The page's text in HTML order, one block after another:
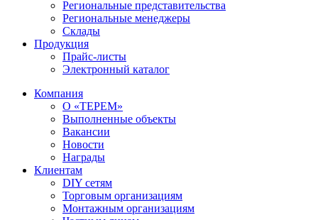
Региональные представительства
Региональные менеджеры
Склады
Продукция
Прайс-листы
Электронный каталог
Компания
О «ТЕРЕМ»
Выполненные объекты
Вакансии
Новости
Награды
Клиентам
DIY сетям
Торговым организациям
Монтажным организациям